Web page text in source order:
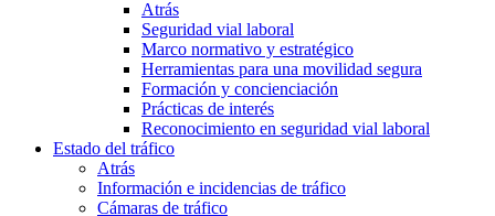
Atrás
Seguridad vial laboral
Marco normativo y estratégico
Herramientas para una movilidad segura
Formación y concienciación
Prácticas de interés
Reconocimiento en seguridad vial laboral
Estado del tráfico
Atrás
Información e incidencias de tráfico
Cámaras de tráfico